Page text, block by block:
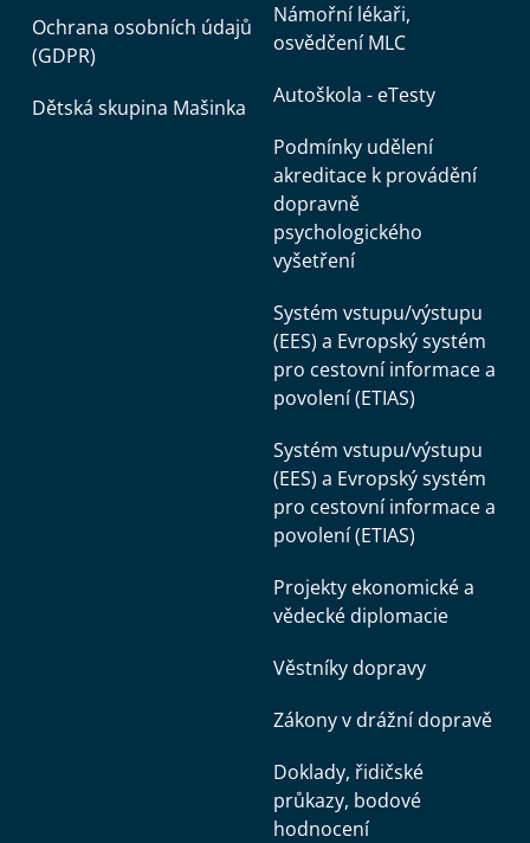
Ochrana osobních údajů
(GDPR)
Dětská skupina Mašinka
Námořní lékaři,
osvědčení MLC
Autoškola - eTesty
Podmínky udělení
akreditace k provádění
dopravně
psychologického
vyšetření
Systém vstupu/výstupu
(EES) a Evropský systém
pro cestovní informace a
povolení (ETIAS)
Systém vstupu/výstupu
(EES) a Evropský systém
pro cestovní informace a
povolení (ETIAS)
Projekty ekonomické a
vědecké diplomacie
Věstníky dopravy
Zákony v drážní dopravě
Doklady, řidičské
průkazy, bodové
hodnocení